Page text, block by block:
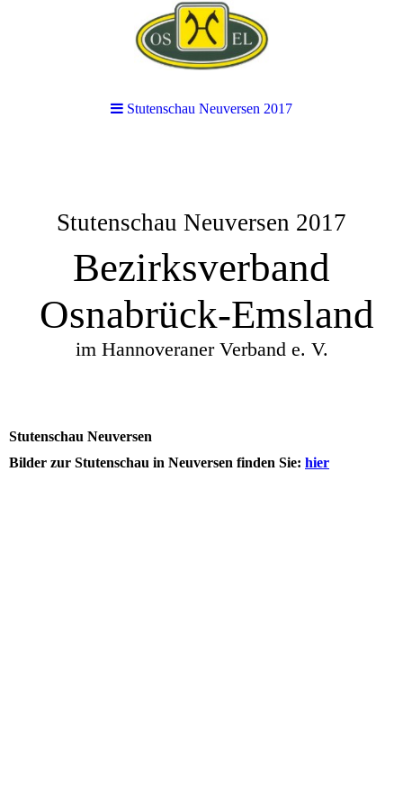
Stutenschau Neuversen 2017
Bezirksverband
Osnabrück-Emsland
im Hannoveraner Verband e. V.
Stutenschau Neuversen
Bilder zur Stutenschau in Neuversen finden Sie: hier
Stutenschau Neuversen 2017